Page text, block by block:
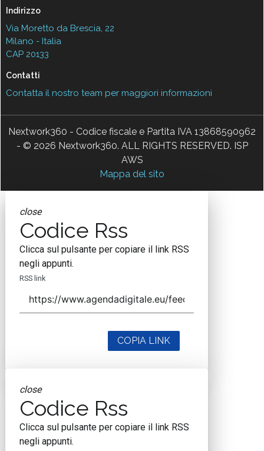
Indirizzo
Via Moretto da Brescia, 22
Milano - Italia
CAP 20133
Contatti
Contatta il nostro team per maggiori informazioni
Nextwork360 - Codice fiscale e Partita IVA 13868590962
- © 2026 Nextwork360. ALL RIGHTS RESERVED. ISP
AWS
Mappa del sito
close
Codice Rss
Clicca sul pulsante per copiare il link RSS
negli appunti.
RSS link
COPIA LINK
close
Codice Rss
Clicca sul pulsante per copiare il link RSS
negli appunti.